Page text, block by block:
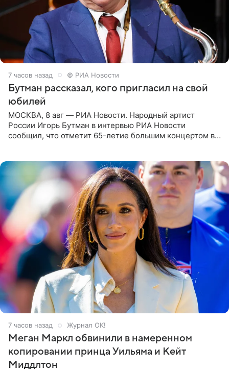
7 часов назад © РИА Новости
Бутман рассказал, кого пригласил на свой
юбилей
МОСКВА, 8 авг — РИА Новости. Народный артист
России Игорь Бутман в интервью РИА Новости
сообщил, что отметит 65-летие большим концертом в
7 часов назад Журнал OK!
Меган Маркл обвинили в намеренном
копировании принца Уильяма и Кейт
Миддлтон